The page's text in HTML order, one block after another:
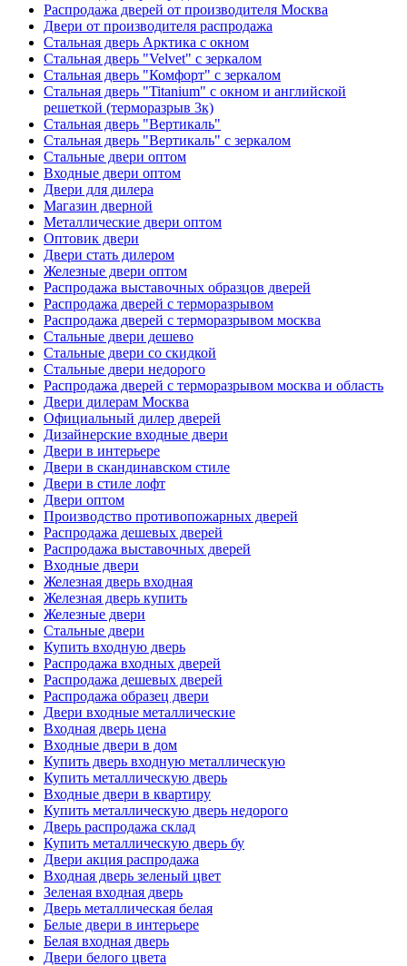
Распродажа дверей от производителя Москва
Двери от производителя распродажа
Стальная дверь Арктика с окном
Стальная дверь "Velvet" с зеркалом
Стальная дверь "Комфорт" с зеркалом
Стальная дверь "Titanium" с окном и английской
решеткой (терморазрыв 3к)
Стальная дверь "Вертикаль"
Стальная дверь "Вертикаль" с зеркалом
Стальные двери оптом
Входные двери оптом
Двери для дилера
Магазин дверной
Металлические двери оптом
Оптовик двери
Двери стать дилером
Железные двери оптом
Распродажа выставочных образцов дверей
Распродажа дверей с терморазрывом
Распродажа дверей с терморазрывом москва
Стальные двери дешево
Стальные двери со скидкой
Стальные двери недорого
Распродажа дверей с терморазрывом москва и область
Двери дилерам Москва
Официальный дилер дверей
Дизайнерские входные двери
Двери в интерьере
Двери в скандинавском стиле
Двери в стиле лофт
Двери оптом
Производство противопожарных дверей
Распродажа дешевых дверей
Распродажа выставочных дверей
Входные двери
Железная дверь входная
Железная дверь купить
Железные двери
Стальные двери
Купить входную дверь
Распродажа входных дверей
Распродажа дешевых дверей
Распродажа образец двери
Двери входные металлические
Входная дверь цена
Входные двери в дом
Купить дверь входную металлическую
Купить металлическую дверь
Входные двери в квартиру
Купить металлическую дверь недорого
Дверь распродажа склад
Купить металлическую дверь бу
Двери акция распродажа
Входная дверь зеленый цвет
Зеленая входная дверь
Дверь металлическая белая
Белые двери в интерьере
Белая входная дверь
Двери белого цвета